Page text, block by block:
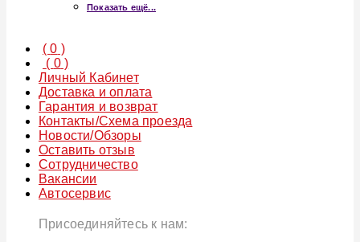
Показать ещё...
(0 )
( 0)
Личный Кабинет
Доставка и оплата
Гарантия и возврат
Контакты/Схема проезда
Новости/Обзоры
Оставить отзыв
Сотрудничество
Вакансии
Автосервис
Присоединяйтесь к нам: